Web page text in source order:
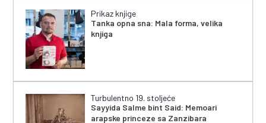
Prikaz knjige
Tanka opna sna: Mala forma, velika
knjiga
Turbulentno 19. stoljeće
Sayyida Salme bint Said: Memoari
arapske princeze sa Zanzibara